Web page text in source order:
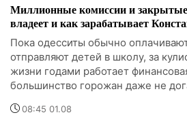
Миллионные комиссии и
владеет и как зарабатывает
Пока одесситы обычно
отправляют детей в школу, за
жизни годами работает
большинство горожан даже не
08:45 01.08